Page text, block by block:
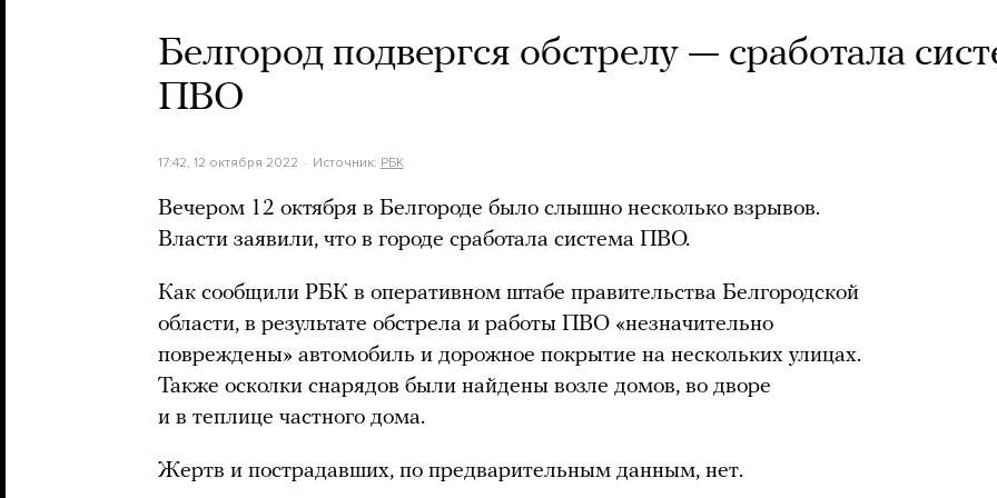
Белгород подвергся обстрелу — сработала
ПВО
17:42, 12 октября 2022 Источник: РБК
Вечером 12 октября в Белгороде было слышно несколько взрывов.
Власти заявили, что в городе сработала система ПВО.
Как сообщили РБК в оперативном штабе правительства Белгородской
области, в результате обстрела и работы ПВО «незначительно
повреждены» автомобиль и дорожное покрытие на нескольких улицах.
Также осколки снарядов были найдены возле домов, во дворе
и в теплице частного дома.
Жертв и пострадавших, по предварительным данным, нет.